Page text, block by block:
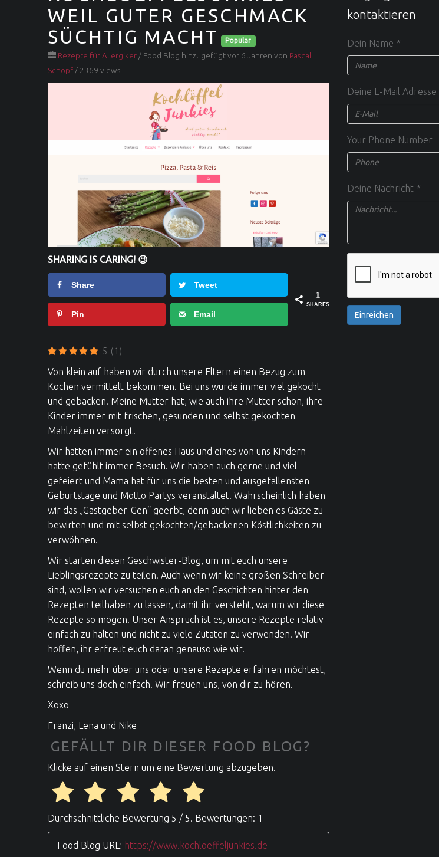
WEIL GUTER GESCHMACK
SÜCHTIG MACHT
Popular
Rezepte für Allergiker/ Food Blog hinzugefügt vor 6 Jahren von Pascal
Schöpf/ 2369 views
SHARING IS CARING! 😉
Share Tweet
Pin Email
1
SHARES
5 (1)
Von klein auf haben wir durch unsere Eltern einen Bezug zum
Kochen vermittelt bekommen. Bei uns wurde immer viel gekocht
und gebacken. Meine Mutter hat, wie auch ihre Mutter schon, ihre
Kinder immer mit frischen, gesunden und selbst gekochten
Mahlzeiten versorgt.
Wir hatten immer ein offenes Haus und eines von uns Kindern
hatte gefühlt immer Besuch. Wir haben auch gerne und viel
gefeiert und Mama hat für uns die besten und ausgefallensten
Geburtstage und Motto Partys veranstaltet. Wahrscheinlich haben
wir das „Gastgeber-Gen“ geerbt, denn auch wir lieben es Gäste zu
bewirten und mit selbst gekochten/gebackenen Köstlichkeiten zu
verwöhnen.
Wir starten diesen Geschwister-Blog, um mit euch unsere
Lieblingsrezepte zu teilen. Auch wenn wir keine großen Schreiber
sind, wollen wir versuchen euch an den Geschichten hinter den
Rezepten teilhaben zu lassen, damit ihr versteht, warum wir diese
Rezepte so mögen. Unser Anspruch ist es, unsere Rezepte relativ
einfach zu halten und nicht zu viele Zutaten zu verwenden. Wir
hoffen, ihr erfreut euch daran genauso wie wir.
Wenn du mehr über uns oder unsere Rezepte erfahren möchtest,
schreib uns doch einfach. Wir freuen uns, von dir zu hören.
Xoxo
Franzi, Lena und Nike
GEFÄLLT DIR DIESER FOOD BLOG?
Klicke auf einen Stern um eine Bewertung abzugeben.
Durchschnittliche Bewertung 5 / 5. Bewertungen: 1
Food Blog URL : https://www.kochloeffeljunkies.de
kontaktieren
Dein Name *
Deine E-Mail Adresse
Your Phone Number
Deine Nachricht *
Einreichen